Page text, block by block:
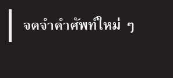
จดจำคำศัพท์ใหม่ ๆ